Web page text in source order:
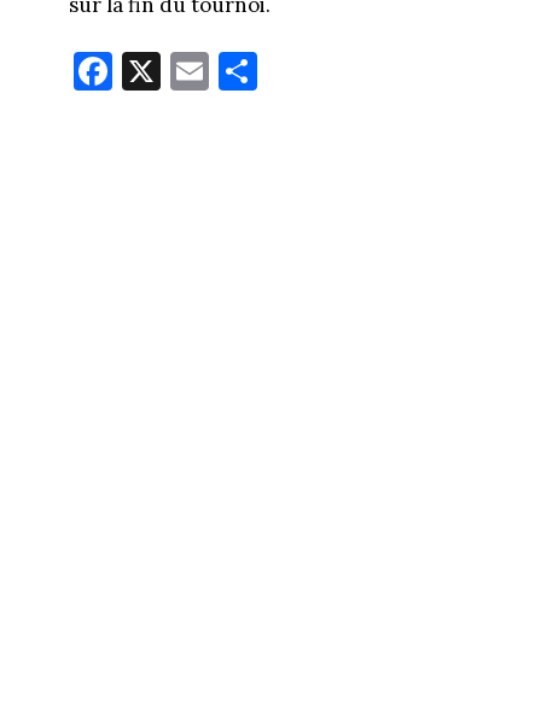
Fa
ce
X E
m
Pa